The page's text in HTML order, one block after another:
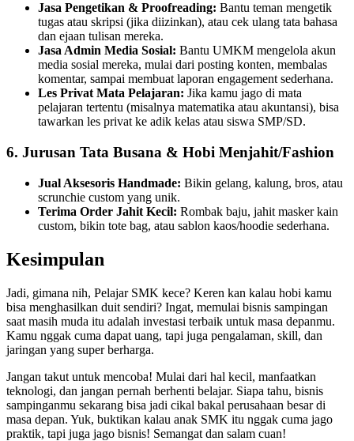
Jasa Pengetikan & Proofreading: Bantu teman mengetik
tugas atau skripsi (jika diizinkan), atau cek ulang tata bahasa
dan ejaan tulisan mereka.
Jasa Admin Media Sosial: Bantu UMKM mengelola akun
media sosial mereka, mulai dari posting konten, membalas
komentar, sampai membuat laporan engagement sederhana.
Les Privat Mata Pelajaran: Jika kamu jago di mata
pelajaran tertentu (misalnya matematika atau akuntansi), bisa
tawarkan les privat ke adik kelas atau siswa SMP/SD.
6. Jurusan Tata Busana & Hobi Menjahit/Fashion
Jual Aksesoris Handmade: Bikin gelang, kalung, bros, atau
scrunchie custom yang unik.
Terima Order Jahit Kecil: Rombak baju, jahit masker kain
custom, bikin tote bag, atau sablon kaos/hoodie sederhana.
Kesimpulan
Jadi, gimana nih, Pelajar SMK kece? Keren kan kalau hobi kamu
bisa menghasilkan duit sendiri? Ingat, memulai bisnis sampingan
saat masih muda itu adalah investasi terbaik untuk masa depanmu.
Kamu nggak cuma dapat uang, tapi juga pengalaman, skill, dan
jaringan yang super berharga.
Jangan takut untuk mencoba! Mulai dari hal kecil, manfaatkan
teknologi, dan jangan pernah berhenti belajar. Siapa tahu, bisnis
sampinganmu sekarang bisa jadi cikal bakal perusahaan besar di
masa depan. Yuk, buktikan kalau anak SMK itu nggak cuma jago
praktik, tapi juga jago bisnis! Semangat dan salam cuan!